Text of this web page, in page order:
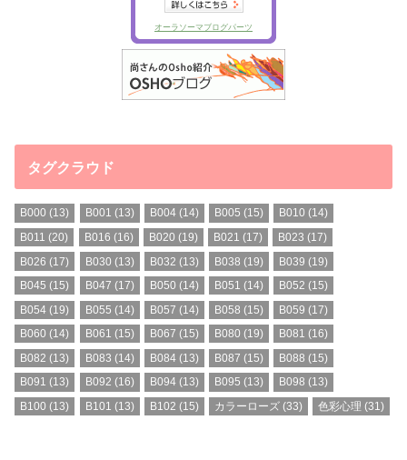
タグクラウド
B000 (13) B001 (13) B004(14) B005 (15) B010 (14)
B011 (20) B016 (16) B020 (19) B021 (17) B023 (17)
B026 (17) B030 (13) B032 (13) B038 (19) B039 (19)
B045 (15) B047 (17) B050 (14) B051 (14) B052 (15)
B054 (19) B055 (14) B057 (14) B058 (15) B059 (17)
B060 (14) B061 (15) B067 (15) B080 (19) B081 (16)
B082 (13) B083 (14) B084(13) B087 (15) B088 (15)
B091 (13) B092 (16) B094(13) B095 (13) B098 (13)
B100 (13) B101 (13) B102 (15) カラーローズ (33) 色彩心理 (31)